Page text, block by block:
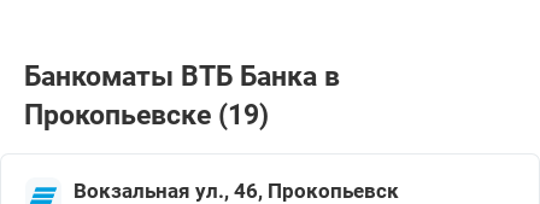
Банкоматы ВТБ Банкa в
Прокопьевске (19)
Вокзальная ул., 46, Прокопьевск